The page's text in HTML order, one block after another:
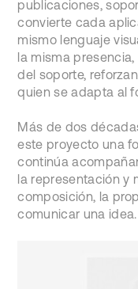
publicaciones,
convierte cada
mismo lenguaje
la misma
del soporte,
quien se adapta al
Más de dos
este proyecto una
continúa
la representación y
composición, la
comunicar una idea.